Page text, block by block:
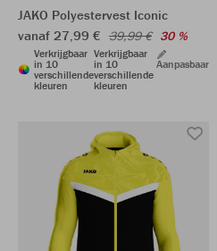
JAKO Polyestervest Iconic
vanaf 27,99 € 39,99 € 30 %
Verkrijgbaar
in 10
verschillende
kleuren
Verkrijgbaar
in 10
verschillende
kleuren
Aanpasbaar